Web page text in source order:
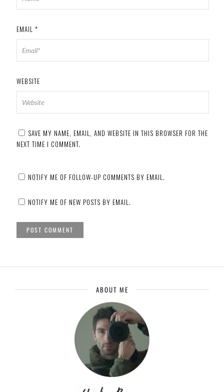
EMAIL *
WEBSITE
SAVE MY NAME, EMAIL, AND WEBSITE IN THIS BROWSER FOR THE
NEXT TIME I COMMENT.
NOTIFY ME OF FOLLOW-UP COMMENTS BY EMAIL.
NOTIFY ME OF NEW POSTS BY EMAIL.
ABOUT ME